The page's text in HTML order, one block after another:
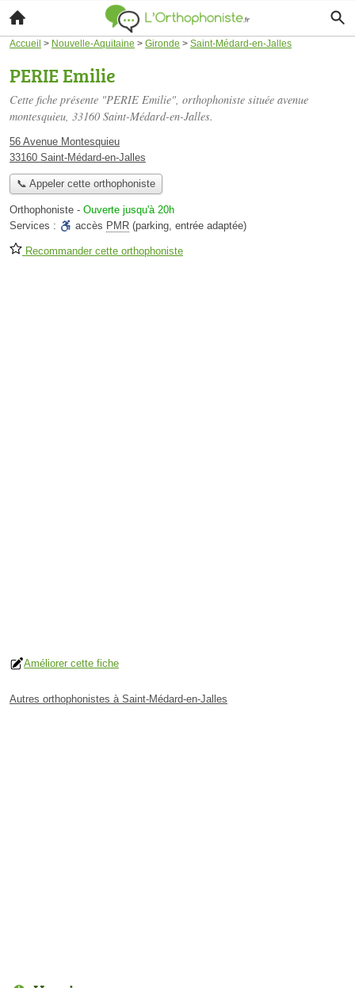
Accueil > Nouvelle-Aquitaine > Gironde > Saint-Médard-en-Jalles
PERIE Emilie
Cette fiche présente "PERIE Emilie", orthophoniste située avenue
montesquieu, 33160 Saint-Médard-en-Jalles.
56 Avenue Montesquieu
33160 Saint-Médard-en-Jalles
📞 Appeler cette orthophoniste
Orthophoniste - Ouverte jusqu'à 20h
Services :
accès PMR (parking, entrée adaptée)
Recommander cette orthophoniste
Améliorer cette fiche
Autres orthophonistes à Saint-Médard-en-Jalles